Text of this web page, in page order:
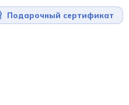
Подарочный сертификат